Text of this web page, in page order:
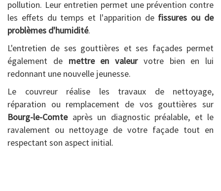
pollution. Leur entretien permet une prévention contre
les effets du temps et l'apparition de fissures ou de
problèmes d'humidité.
L'entretien de ses gouttières et ses façades permet
également de mettre en valeurvotre bien en lui
redonnant une nouvelle jeunesse.
Le couvreur réalise les travaux de nettoyage,
réparation ou remplacement de vos gouttières sur
Bourg-le-Comteaprès un diagnostic préalable, et le
ravalement ou nettoyage de votre façade tout en
respectant son aspect initial.